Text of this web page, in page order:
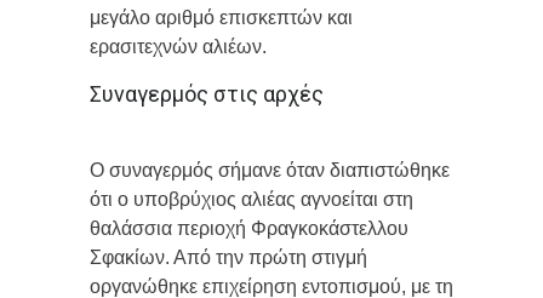
μεγάλο αριθμό επισκεπτών και
ερασιτεχνών αλιέων.
Συναγερμός στις αρχές
Ο συναγερμός σήμανε όταν διαπιστώθηκε
ότι ο υποβρύχιος αλιέας αγνοείται στη
θαλάσσια περιοχή Φραγκοκάστελλου
Σφακίων. Από την πρώτη στιγμή
οργανώθηκε επιχείρηση εντοπισμού, με τη